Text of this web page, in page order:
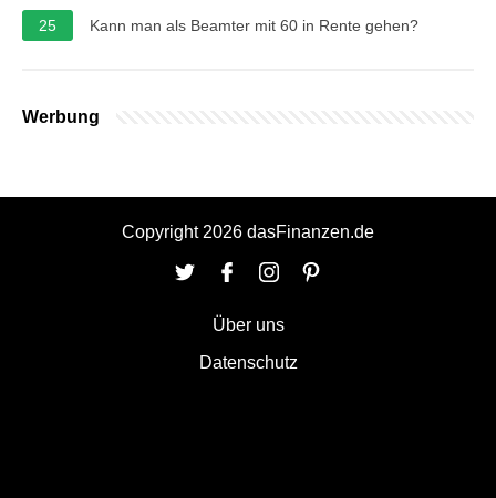
25 Kann man als Beamter mit 60 in Rente gehen?
Werbung
Copyright 2026 dasFinanzen.de
Über uns
Datenschutz